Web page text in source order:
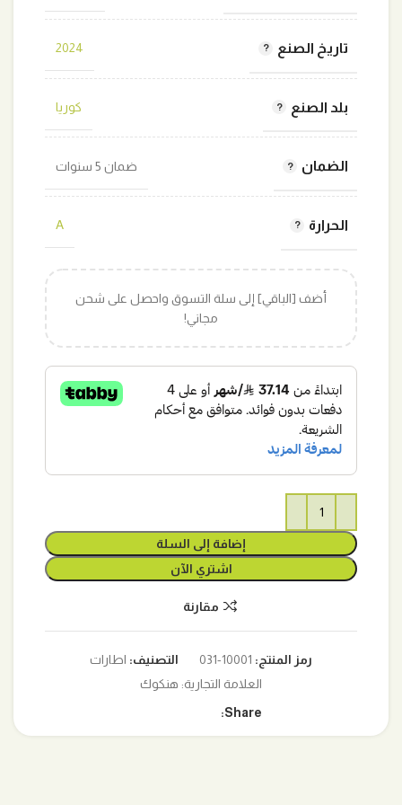
تاريخ الصنع 2024
بلد الصنع كوريا
الضمان ضمان 5 سنوات
الحرارة A
أضف [الباقي] إلى سلة التسوق واحصل على شحن
مجاني!
إضافة إلى السلة
اشتري الآن
مقارنة
رمز المنتج: 10001-031 التصنيف: اطارات
العلامة التجارية: هنكوك
Share: